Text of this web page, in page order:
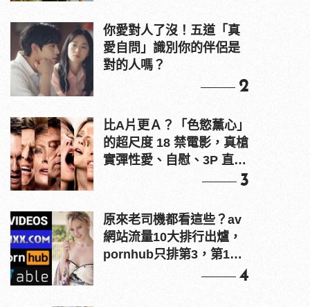
你愛對人了沒！五道「真
愛自問」識別你的伴侶是
對的人嗎？
2
比A片更Ａ？「色慾薰心」
的超尺度 18 禁電影，真槍
實彈性愛、自慰、3P 直接
3
原來老司機都看這些？av
網站流量10大排行出爐，
pornhub只排第3，第1名
4